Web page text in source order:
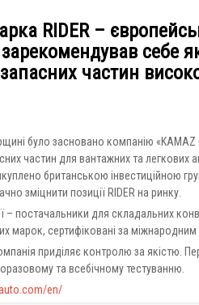
RIDER –
себе
частин
було засновано компанію «KAMAZ
частин для вантажних та легкових
британською інвестиційною
зміцнити позиції RIDER на ринку.
– постачальники для складальних
марок, сертифіковані за міжнародним
приділяє контролю за якістю.
та всебічному тестуванню.
en/